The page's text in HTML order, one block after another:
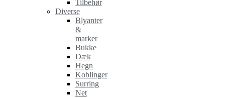
Tilbehør
Diverse
Blyanter
&
marker
Bukke
Dæk
Hegn
Koblinger
Surring
Net